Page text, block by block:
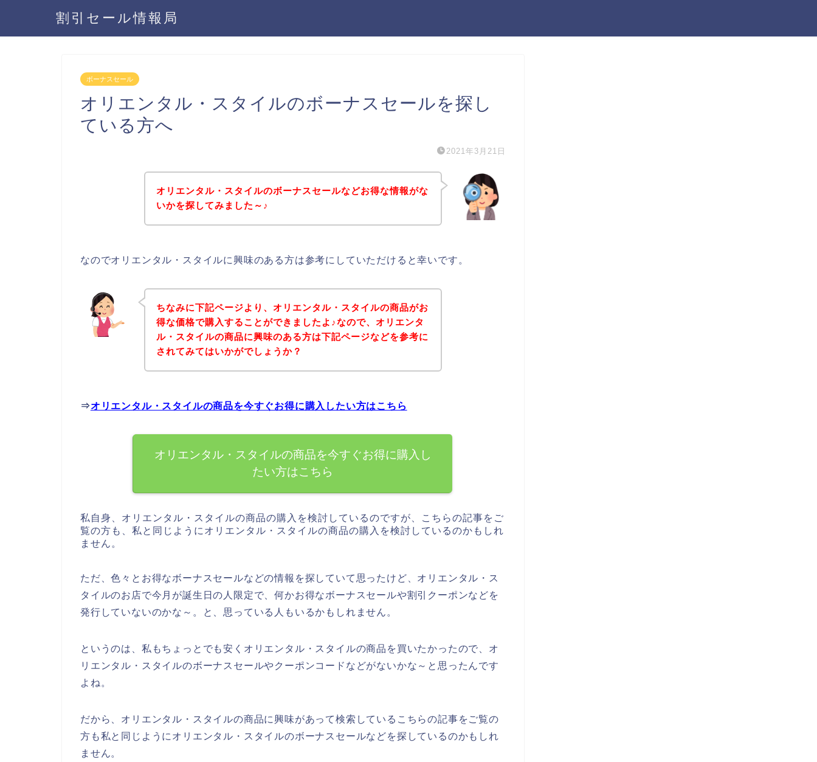
割引セール情報局
ボーナスセール
オリエンタル・スタイルのボーナスセールを探し
ている方へ
2021年3月21日
オリエンタル・スタイルのボーナスセールなどお得な情報がな
いかを探してみました～♪
なのでオリエンタル・スタイルに興味のある方は参考にしていただけると幸いです。
ちなみに下記ページより、オリエンタル・スタイルの商品がお
得な価格で購入することができましたよ♪なので、オリエンタ
ル・スタイルの商品に興味のある方は下記ページなどを参考に
されてみてはいかがでしょうか？
⇒オリエンタル・スタイルの商品を今すぐお得に購入したい方はこちら
オリエンタル・スタイルの商品を今すぐお得に購入し
たい方はこちら
私自身、オリエンタル・スタイルの商品の購入を検討しているのですが、こちらの記事をご
覧の方も、私と同じようにオリエンタル・スタイルの商品の購入を検討しているのかもしれ
ません。
ただ、色々とお得なボーナスセールなどの情報を探していて思ったけど、オリエンタル・ス
タイルのお店で今月が誕生日の人限定で、何かお得なボーナスセールや割引クーポンなどを
発行していないのかな～。と、思っている人もいるかもしれません。
というのは、私もちょっとでも安くオリエンタル・スタイルの商品を買いたかったので、オ
リエンタル・スタイルのボーナスセールやクーポンコードなどがないかな～と思ったんです
よね。
だから、オリエンタル・スタイルの商品に興味があって検索しているこちらの記事をご覧の
方も私と同じようにオリエンタル・スタイルのボーナスセールなどを探しているのかもしれ
ません。